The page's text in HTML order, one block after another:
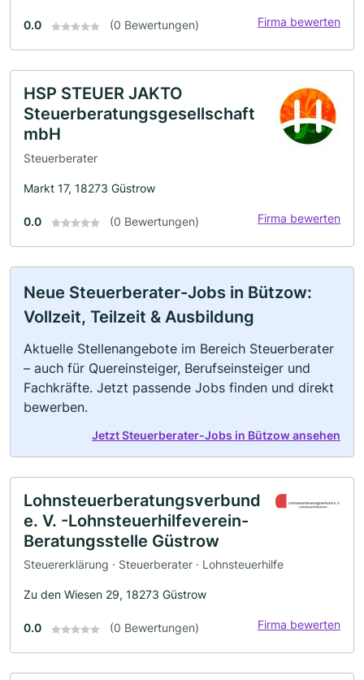
0.0 (0 Bewertungen) Firma bewerten
HSP STEUER JAKTO
Steuerberatungsgesellschaft
mbH
Steuerberater
Markt 17, 18273 Güstrow
0.0 (0 Bewertungen) Firma bewerten
Neue Steuerberater-Jobs in Bützow:
Vollzeit, Teilzeit & Ausbildung
Aktuelle Stellenangebote im Bereich Steuerberater
– auch für Quereinsteiger, Berufseinsteiger und
Fachkräfte. Jetzt passende Jobs finden und direkt
bewerben.
Jetzt Steuerberater-Jobs in Bützow ansehen
Lohnsteuerberatungsverbund
e. V. -Lohnsteuerhilfeverein-
Beratungsstelle Güstrow
Steuererklärung · Steuerberater · Lohnsteuerhilfe
Zu den Wiesen 29, 18273 Güstrow
0.0 (0 Bewertungen) Firma bewerten